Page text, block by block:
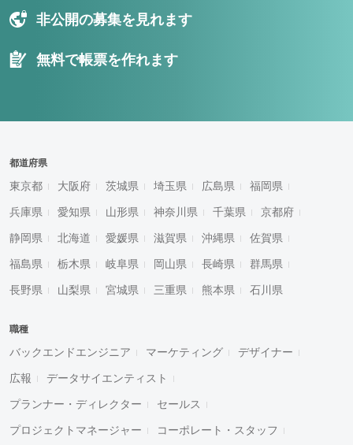
非公開の募集を見れます
無料で帳票を作れます
都道府県
東京都 大阪府 茨城県 埼玉県 広島県 福岡県
兵庫県 愛知県 山形県 神奈川県 千葉県 京都府
静岡県 北海道 愛媛県 滋賀県 沖縄県 佐賀県
福島県 栃木県 岐阜県 岡山県 長崎県 群馬県
長野県 山梨県 宮城県 三重県 熊本県 石川県
職種
バックエンドエンジニア マーケティング デザイナー
広報 データサイエンティスト
プランナー・ディレクター セールス
プロジェクトマネージャー コーポレート・スタッフ